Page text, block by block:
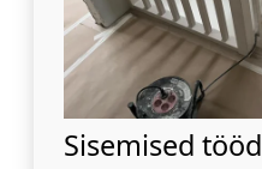
Sisemised tööd